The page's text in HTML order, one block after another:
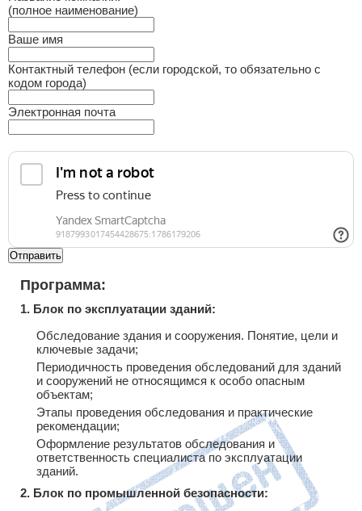
(полное наименование)
Ваше имя
Контактный телефон (если городской, то обязательно с
кодом города)
Электронная почта
Отправить
Программа:
1. Блок по эксплуатации зданий:
Обследование здания и сооружения. Понятие, цели и
ключевые задачи;
Периодичность проведения обследований для зданий
и сооружений не относящимся к особо опасным
объектам;
Этапы проведения обследования и практические
рекомендации;
Оформление результатов обследования и
ответственность специалиста по эксплуатации
зданий.
2. Блок по промышленной безопасности: